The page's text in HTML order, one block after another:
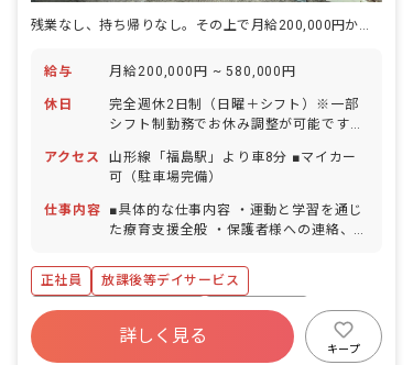
残業なし、持ち帰りなし。その上で月給200,000円から始まる。
給与 月給200,000円 ~ 580,000円
休日
完全週休2日制（日曜＋シフト）※一部
シフト制勤務でお休み調整が可能です！
暇（6日間） 有給休暇（法定通り付与）
産前産後・育児休暇 ※年間休日107日
（有休は別途付与）
アクセス
山形線「福島駅」より車8分 ■マイカー
可（駐車場完備）
仕事内容
■具体的な仕事内容 ・運動と学習を通じ
た療育支援全般 ・保護者様への連絡、相
正社員
放課後等デイサービス
寮・住宅・家賃補助あり
社会保険完備
福利厚生充実
退職金制度
詳しく見る
キープ